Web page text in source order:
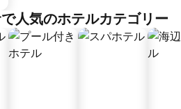
人気のホテルカテゴリー